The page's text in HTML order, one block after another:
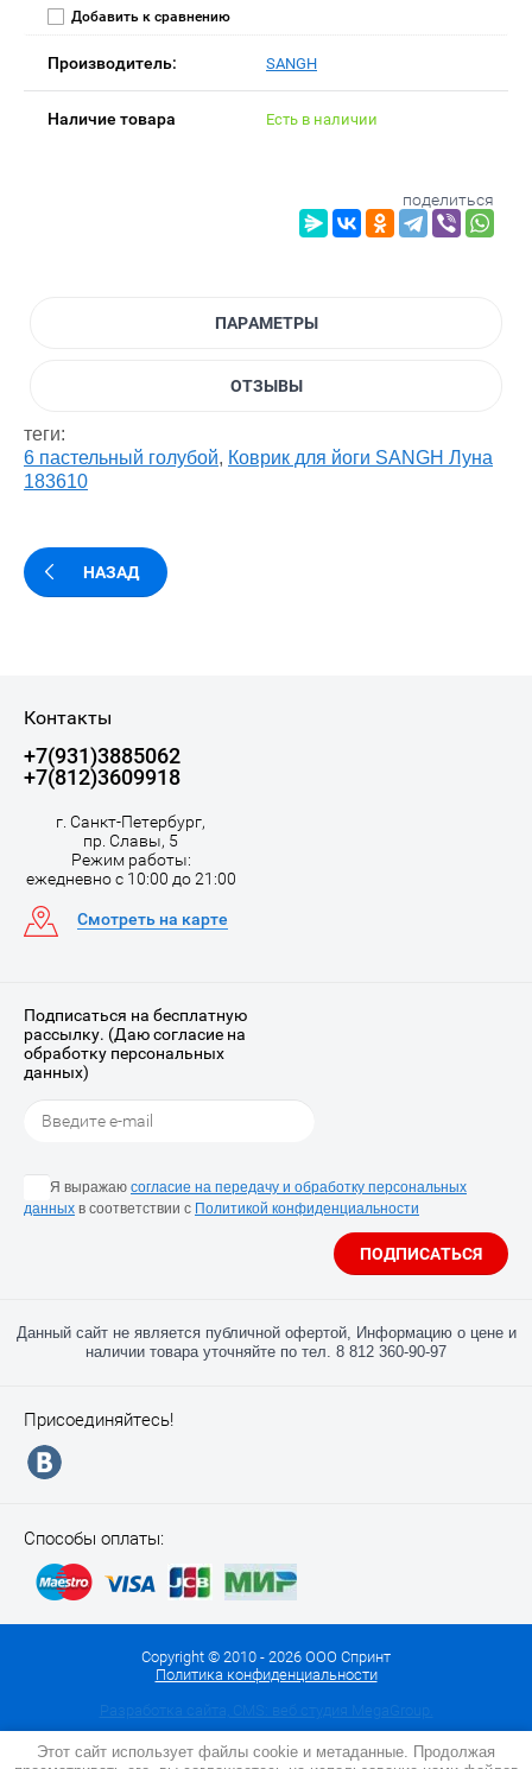
Этот сайт использует файлы cookie и метаданные. Продолжая
Добавить к сравнению
Производитель: SANGH
Наличие товара Есть в наличии
поделиться
ПАРАМЕТРЫ
ОТЗЫВЫ
теги:
6 пастельный голубой, Коврик для йоги SANGH Луна
183610
НАЗАД
Контакты
+7(931)3885062
+7(812)3609918
г. Санкт-Петербург,
пр. Славы, 5
Режим работы:
ежедневно с 10:00 до 21:00
Смотреть на карте
Подписаться на бесплатную
рассылку. (Даю согласие на
обработку персональных
данных)
Я выражаю согласие на передачу и обработку персональных
данных в соответствии с Политикой конфиденциальности
ПОДПИСАТЬСЯ
Данный сайт не является публичной офертой, Информацию о цене и
наличии товара уточняйте по тел. 8 812 360-90-97
Присоединяйтесь!
Способы оплаты:
Copyright © 2010 - 2026 ООО Спринт
Политика конфиденциальности
Разработка сайта, CMS: веб студия MegaGroup.